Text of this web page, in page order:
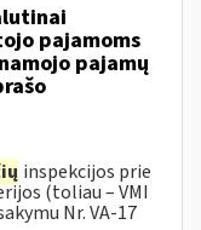
pajamoms
pajamų
inspekcijos prie
(toliau – VMI
Nr. VA-17